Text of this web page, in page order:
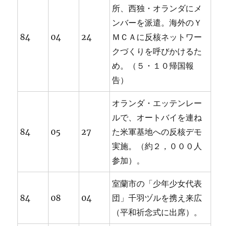
84 04 24
所、西独・オランダにメ
ンバーを派遣。海外のＹ
ＭＣＡに反核ネットワー
クづくりを呼びかけるた
め。（５・１０帰国報
告）
84 05 27
オランダ・エッテンレー
ルで、オートバイを連ね
た米軍基地への反核デモ
実施。（約２，０００人
参加）。
84 08 04
室蘭市の「少年少女代表
団」千羽ヅルを携え来広
（平和祈念式に出席）。